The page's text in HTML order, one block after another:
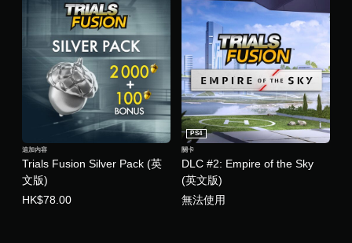
Trials Fusion Silver Pack (英
文版)
追加內容
HK$78.00
DLC #2: Empire of the Sky
(英文版)
PS4
關卡
無法使用